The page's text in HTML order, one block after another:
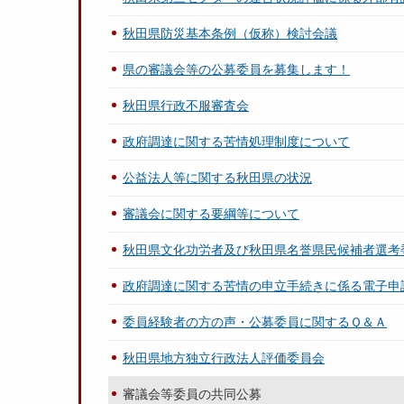
秋田県防災基本条例（仮称）検討会議
県の審議会等の公募委員を募集します！
秋田県行政不服審査会
政府調達に関する苦情処理制度について
公益法人等に関する秋田県の状況
審議会に関する要綱等について
秋田県文化功労者及び秋田県名誉県民候補者選考
政府調達に関する苦情の申立手続きに係る電子申
委員経験者の方の声・公募委員に関するＱ＆Ａ
秋田県地方独立行政法人評価委員会
審議会等委員の共同公募